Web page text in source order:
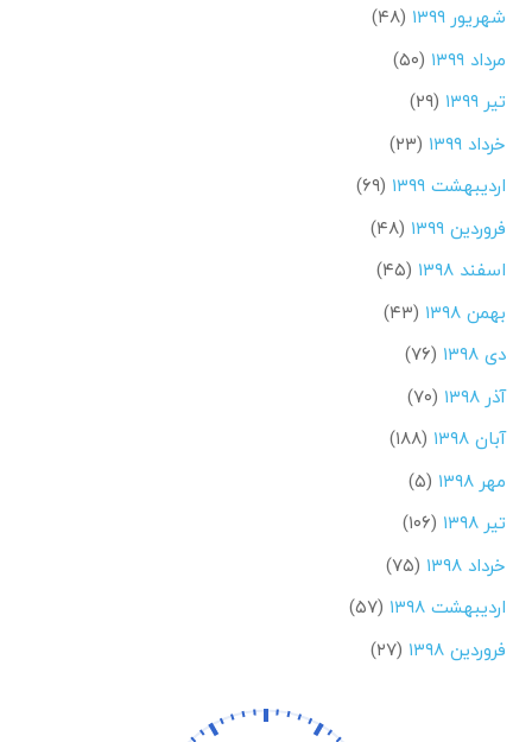
شهریور ۱۳۹۹
(۴۸)
مرداد ۱۳۹۹
(۵۰)
تیر ۱۳۹۹
(۲۹)
خرداد ۱۳۹۹
(۲۳)
اردیبهشت ۱۳۹۹
(۶۹)
فروردین ۱۳۹۹
(۴۸)
اسفند ۱۳۹۸
(۴۵)
بهمن ۱۳۹۸
(۴۳)
دی ۱۳۹۸
(۷۶)
آذر ۱۳۹۸
(۷۰)
آبان ۱۳۹۸
(۱۸۸)
مهر ۱۳۹۸
(۵)
تیر ۱۳۹۸
(۱۰۶)
خرداد ۱۳۹۸
(۷۵)
اردیبهشت ۱۳۹۸
(۵۷)
فروردین ۱۳۹۸
(۲۷)